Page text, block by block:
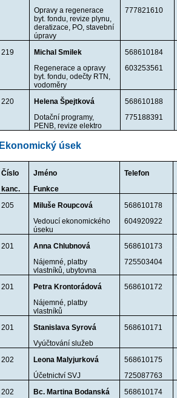
Opravy a regenerace
byt. fondu, revize plynu,
deratizace, PO, stavební
úpravy
777821610
219
Michal Smilek
Regenerace a opravy
byt. fondu, odečty RTN,
vodoměry
568610184
603253561
220
Helena Špejtková
Dotační programy,
PENB, revize elektro
568610188
775188391
Ekonomický úsek
Číslo
kanc.
Jméno
Funkce
Telefon
205
Miluše Roupcová
Vedoucí ekonomického
úseku
568610178
604920922
201
Anna Chlubnová
Nájemné, platby
vlastníků, ubytovna
568610173
725503404
201
Petra Krontorádová
Nájemné, platby
vlastníků
568610172
201
Stanislava Syrová
Vyúčtování služeb
568610171
202
Leona Malyjurková
Účetnictví SVJ
568610175
725087763
202
Bc. Martina Bodanská
568610174